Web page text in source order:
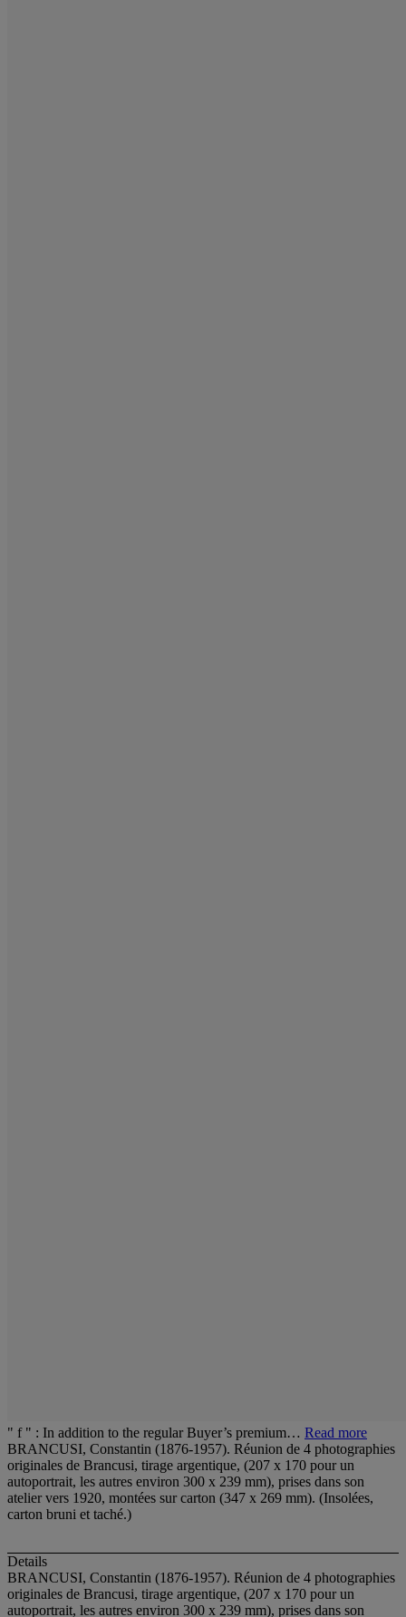
" f " : In addition to the regular Buyer’s premium… Read more
BRANCUSI, Constantin (1876-1957). Réunion de 4 photographies
originales de Brancusi, tirage argentique, (207 x 170 pour un
autoportrait, les autres environ 300 x 239 mm), prises dans son
atelier vers 1920, montées sur carton (347 x 269 mm). (Insolées,
carton bruni et taché.)
Details
BRANCUSI, Constantin (1876-1957). Réunion de 4 photographies
originales de Brancusi, tirage argentique, (207 x 170 pour un
autoportrait, les autres environ 300 x 239 mm), prises dans son